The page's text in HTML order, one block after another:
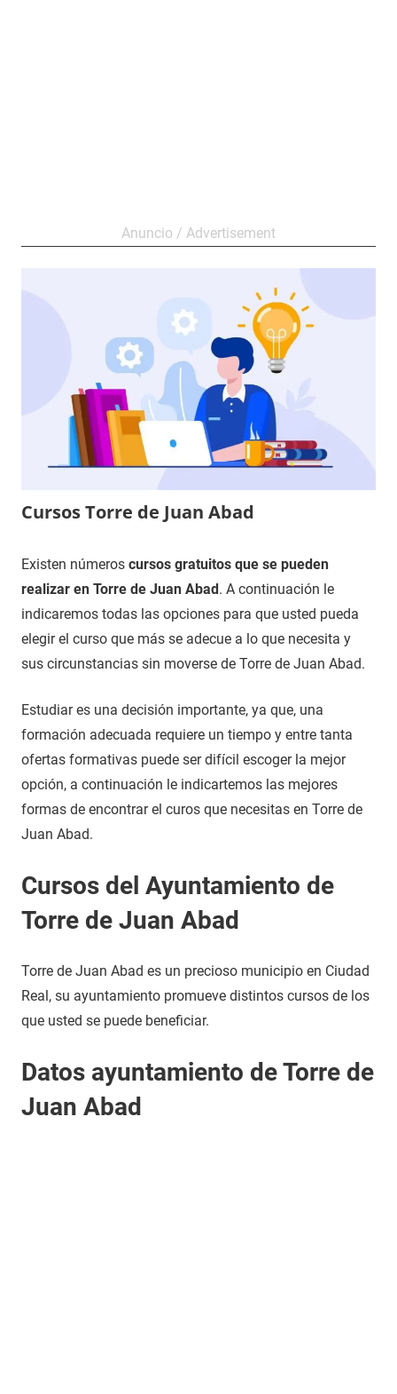
Cursos Torre de Juan Abad
23
de
noviembre
2020
Maria
Cursos
en
Ciudad
Existen números cursos gratuitos que se pueden
realizar en Torre de Juan Abad. A continuación le
indicaremos todas las opciones para que usted pueda
elegir el curso que más se adecue a lo que necesita y
sus circunstancias sin moverse de Torre de Juan Abad.
Estudiar es una decisión importante, ya que, una
formación adecuada requiere un tiempo y entre tanta
ofertas formativas puede ser difícil escoger la mejor
opción, a continuación le indicartemos las mejores
formas de encontrar el curos que necesitas en Torre de
Juan Abad.
Cursos del Ayuntamiento de
Torre de Juan Abad
Torre de Juan Abad es un precioso municipio en Ciudad
Real, su ayuntamiento promueve distintos cursos de los
que usted se puede beneficiar.
Datos ayuntamiento de Torre de
Juan Abad